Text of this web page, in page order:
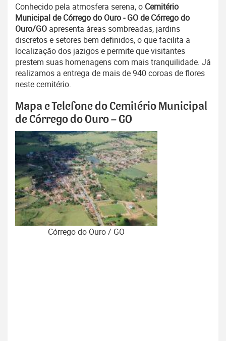
Conhecido pela atmosfera serena, o Cemitério
Municipal de Córrego do Ouro - GO de Córrego do
Ouro/GO apresenta áreas sombreadas, jardins
discretos e setores bem definidos, o que facilita a
localização dos jazigos e permite que visitantes
prestem suas homenagens com mais tranquilidade. Já
realizamos a entrega de mais de 940 coroas de flores
neste cemitério.
Mapa e Telefone do Cemitério Municipal
de Córrego do Ouro – GO
Córrego do Ouro / GO